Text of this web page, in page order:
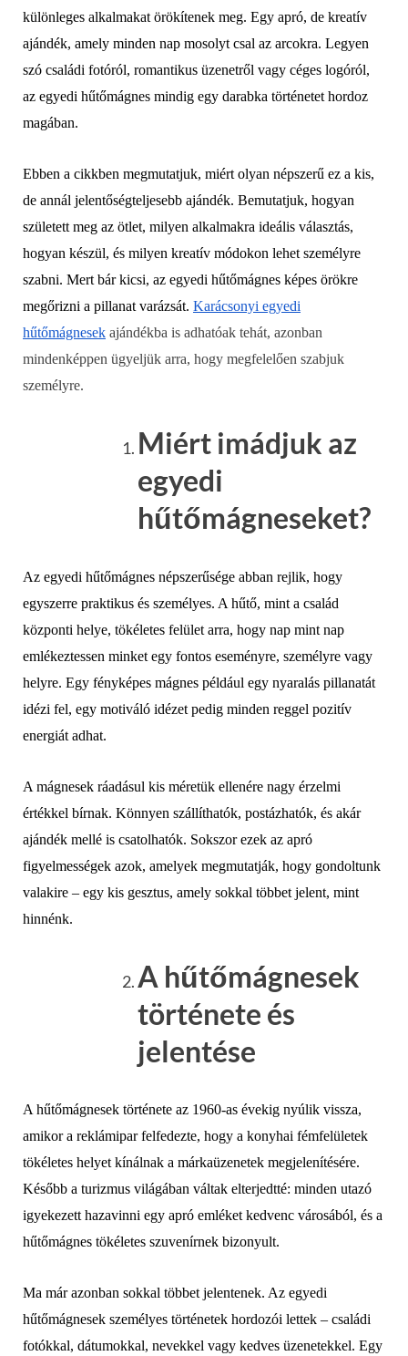
különleges alkalmakat örökítenek meg. Egy apró, de kreatív
ajándék, amely minden nap mosolyt csal az arcokra. Legyen
szó családi fotóról, romantikus üzenetről vagy céges logóról,
az egyedi hűtőmágnes mindig egy darabka történetet hordoz
magában.
Ebben a cikkben megmutatjuk, miért olyan népszerű ez a kis,
de annál jelentőségteljesebb ajándék. Bemutatjuk, hogyan
született meg az ötlet, milyen alkalmakra ideális választás,
hogyan készül, és milyen kreatív módokon lehet személyre
szabni. Mert bár kicsi, az egyedi hűtőmágnes képes örökre
megőrizni a pillanat varázsát. Karácsonyi egyedi
hűtőmágnesek ajándékba is adhatóak tehát, azonban
mindenképpen ügyeljük arra, hogy megfelelően szabjuk
személyre.
Miért imádjuk az
egyedi
hűtőmágneseket?
Az egyedi hűtőmágnes népszerűsége abban rejlik, hogy
egyszerre praktikus és személyes. A hűtő, mint a család
központi helye, tökéletes felület arra, hogy nap mint nap
emlékeztessen minket egy fontos eseményre, személyre vagy
helyre. Egy fényképes mágnes például egy nyaralás pillanatát
idézi fel, egy motiváló idézet pedig minden reggel pozitív
energiát adhat.
A mágnesek ráadásul kis méretük ellenére nagy érzelmi
értékkel bírnak. Könnyen szállíthatók, postázhatók, és akár
ajándék mellé is csatolhatók. Sokszor ezek az apró
figyelmességek azok, amelyek megmutatják, hogy gondoltunk
valakire – egy kis gesztus, amely sokkal többet jelent, mint
hinnénk.
A hűtőmágnesek
története és
jelentése
A hűtőmágnesek története az 1960-as évekig nyúlik vissza,
amikor a reklámipar felfedezte, hogy a konyhai fémfelületek
tökéletes helyet kínálnak a márkaüzenetek megjelenítésére.
Később a turizmus világában váltak elterjedtté: minden utazó
igyekezett hazavinni egy apró emléket kedvenc városából, és a
hűtőmágnes tökéletes szuvenírnek bizonyult.
Ma már azonban sokkal többet jelentenek. Az egyedi
hűtőmágnesek személyes történetek hordozói lettek – családi
fotókkal, dátumokkal, nevekkel vagy kedves üzenetekkel. Egy